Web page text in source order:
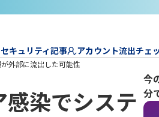
セキュリティ記事 アカウント流出チェ
外部に流出した可能性
感染でシステ
今
分